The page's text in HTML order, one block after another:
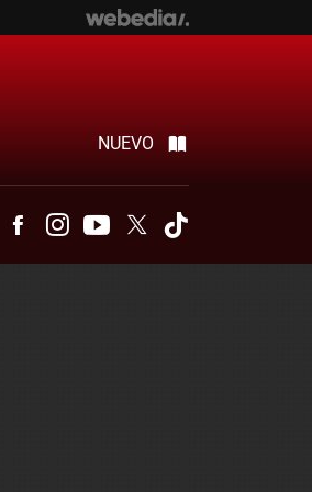
NUEVO
TelegramFacebookInstagramYoutubeTwitter